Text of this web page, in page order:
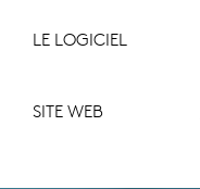
LE LOGICIEL
SITE WEB